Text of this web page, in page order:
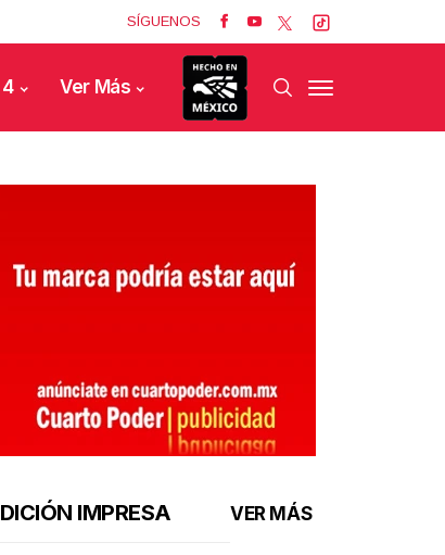
SÍGUENOS
Ver Más
IMPRESA VER MÁS